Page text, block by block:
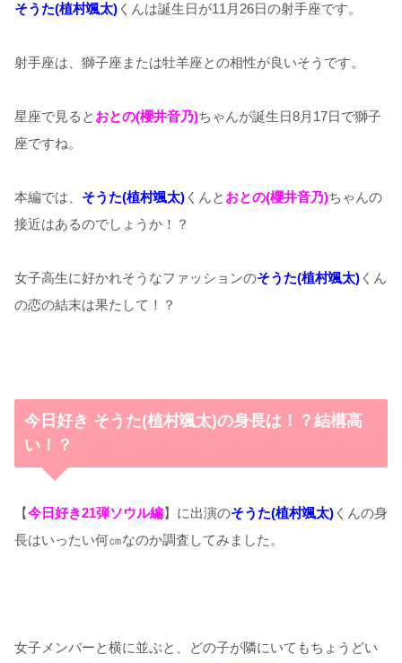
そうた(植村颯太) くんは誕生日が11月26日の射手座です。
射手座は、獅子座または牡羊座との相性が良いそうです。
星座で見ると おとの(櫻井音乃)ちゃんが誕生日8月17日で獅子
座ですね。
本編では、 そうた(植村颯太) くんと おとの(櫻井音乃)ちゃんの
接近はあるのでしょうか！？
女子高生に好かれそうなファッションのそうた(植村颯太) くん
の恋の結末は果たして！？
今日好き そうた(植村颯太)の身長は！？結構高
い！？
【今日好き21弾ソウル編】に出演のそうた(植村颯太) くんの身
長はいったい何㎝なのか調査してみました。
女子メンバーと横に並ぶと、どの子が隣にいてもちょうどい